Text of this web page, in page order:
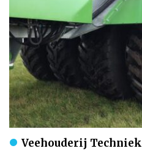
Veehouderij Techniek